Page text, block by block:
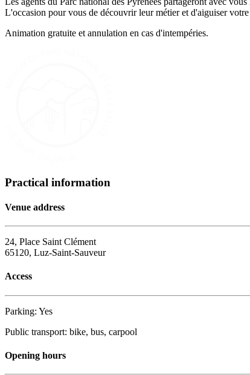
L'occasion pour vous de découvrir leur métier et d'aiguiser
Animation gratuite et annulation en cas d'intempéries.
Practical information
Venue address
24, Place Saint Clément
65120, Luz-Saint-Sauveur
Access
Parking: Yes
Public transport: bike, bus, carpool
Opening hours